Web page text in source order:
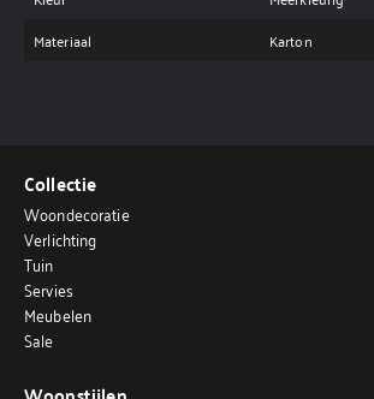
Materiaal
Karton
Collectie
Woondecoratie
Verlichting
Tuin
Servies
Meubelen
Sale